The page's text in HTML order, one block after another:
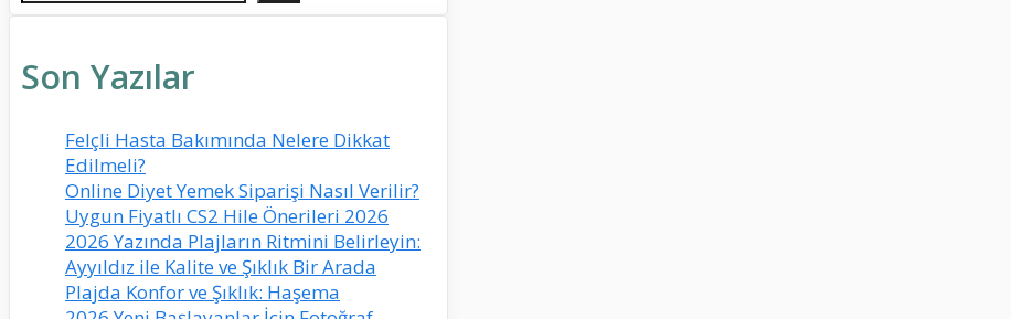
Son Yazılar
Felçli Hasta Bakımında Nelere Dikkat
Edilmeli?
Online Diyet Yemek Siparişi Nasıl Verilir?
Uygun Fiyatlı CS2 Hile Önerileri 2026
2026 Yazında Plajların Ritmini Belirleyin:
Ayyıldız ile Kalite ve Şıklık Bir Arada
Plajda Konfor ve Şıklık: Haşema